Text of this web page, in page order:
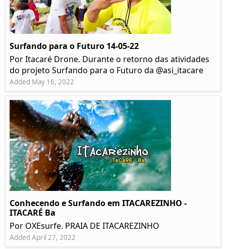
Surfando para o Futuro 14-05-22
Por Itacaré Drone. Durante o retorno das atividades
do projeto Surfando para o Futuro da @asi_itacare
Added May 16, 2022
Conhecendo e Surfando em ITACAREZINHO -
ITACARÉ Ba
Por OXEsurfe. PRAIA DE ITACAREZINHO
Added April 27, 2022